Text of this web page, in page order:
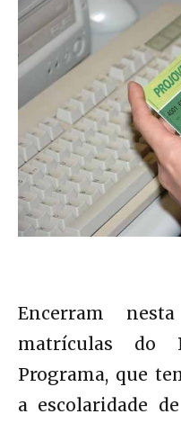
Encerram
matrículas do
Programa, que
a escolaridade